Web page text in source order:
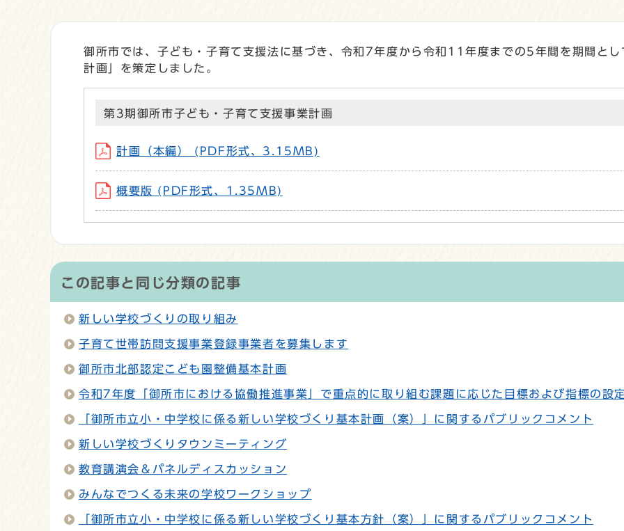
御所市では、子ども・子育て支援法に基づき、令和7年度から令和11年度までの5年間を期間と
計画」を策定しました。
第3期御所市子ども・子育て支援事業計画
計画（本編） (PDF形式、3.15MB)
概要版 (PDF形式、1.35MB)
この記事と同じ分類の記事
新しい学校づくりの取り組み
子育て世帯訪問支援事業登録事業者を募集します
御所市北部認定こども園整備基本計画
令和7年度「御所市における協働推進事業」で重点的に取り組む課題に応じた目標および指標の設
「御所市立小・中学校に係る新しい学校づくり基本計画（案）」に関するパブリックコメント
新しい学校づくりタウンミーティング
教育講演会＆パネルディスカッション
みんなでつくる未来の学校ワークショップ
「御所市立小・中学校に係る新しい学校づくり基本方針（案）」に関するパブリックコメント